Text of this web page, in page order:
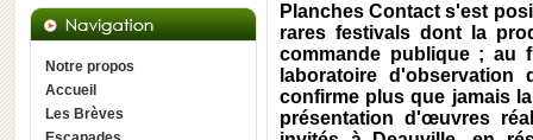
Notre propos
Accueil
Les Brèves
Planches Contact s'est
rares festivals dont la
commande publique ; au
laboratoire
confirme plus que jamais
présentation d'œuvres